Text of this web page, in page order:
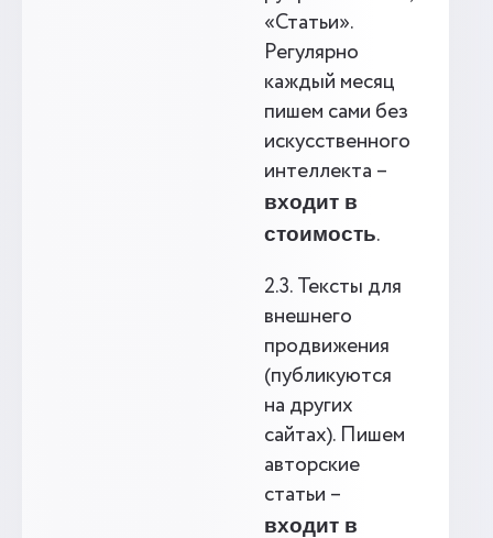
«Статьи».
Регулярно
каждый месяц
пишем сами без
искусственного
интеллекта –
входит в
стоимость.
2.3. Тексты для
внешнего
продвижения
(публикуются
на других
сайтах). Пишем
авторские
статьи –
входит в